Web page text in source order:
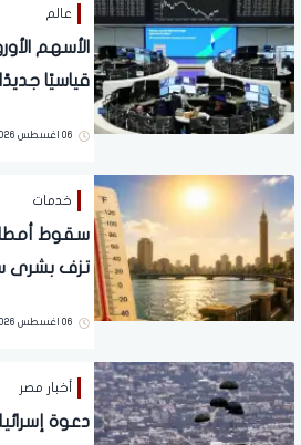
عالم
الأسهم
قياسيًا
06 اغسطس 2026 | 12:22 مساءً
خدمات
سقوط أمطار
تزف بشرى
06 اغسطس 2026 | 02:24 مساءً
أخبار مصر
دعوة